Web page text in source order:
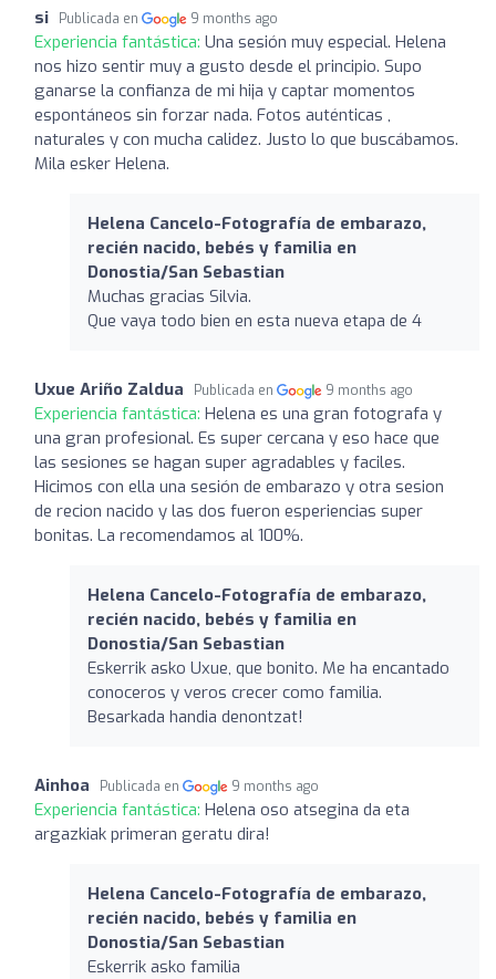
si Publicada en 9 months ago
Experiencia fantástica: Una sesión muy especial. Helena
nos hizo sentir muy a gusto desde el principio. Supo
ganarse la confianza de mi hija y captar momentos
espontáneos sin forzar nada. Fotos auténticas ,
naturales y con mucha calidez. Justo lo que buscábamos.
Mila esker Helena.
Helena Cancelo-Fotografía de embarazo,
recién nacido, bebés y familia en
Donostia/San Sebastian
Muchas gracias Silvia.
Que vaya todo bien en esta nueva etapa de 4
Uxue Ariño Zaldua Publicada en 9 months ago
Experiencia fantástica: Helena es una gran fotografa y
una gran profesional. Es super cercana y eso hace que
las sesiones se hagan super agradables y faciles.
Hicimos con ella una sesión de embarazo y otra sesion
de recion nacido y las dos fueron esperiencias super
bonitas. La recomendamos al 100%.
Helena Cancelo-Fotografía de embarazo,
recién nacido, bebés y familia en
Donostia/San Sebastian
Eskerrik asko Uxue, que bonito. Me ha encantado
conoceros y veros crecer como familia.
Besarkada handia denontzat!
Ainhoa Publicada en 9 months ago
Experiencia fantástica: Helena oso atsegina da eta
argazkiak primeran geratu dira!
Helena Cancelo-Fotografía de embarazo,
recién nacido, bebés y familia en
Donostia/San Sebastian
Eskerrik asko familia